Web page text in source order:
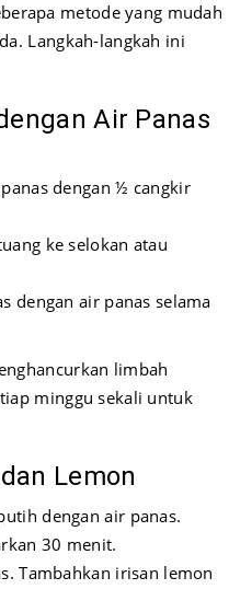
metode yang mudah
Langkah-langkah ini
Air Panas
dengan ½ cangkir
ke selokan atau
dengan air panas selama
limbah
minggu sekali untuk
Lemon
dengan air panas.
30 menit.
Tambahkan irisan lemon